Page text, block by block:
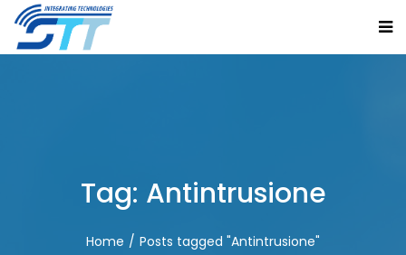
Tag: Antintrusione
Home Posts tagged "Antintrusione"